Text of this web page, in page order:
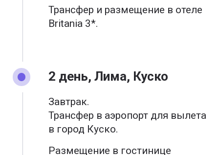
Трансфер и размещение в отеле
Britania 3*.
2 день, Лима, Куско
Завтрак.
Трансфер в аэропорт для вылета
в город Куско.
Размещение в гостинице